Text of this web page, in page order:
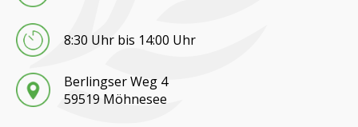
8:30 Uhr bis 14:00 Uhr
Berlingser Weg 4
59519 Möhnesee